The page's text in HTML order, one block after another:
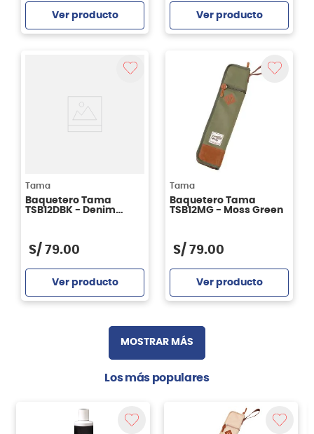
Ver producto Ver producto
Tama
Baquetero Tama
TSB12DBK - Denim
S/ 79.00
Ver producto
Tama
Baquetero Tama
TSB12MG - Moss Green
S/ 79.00
Ver producto
MOSTRAR MÁS
Los más populares